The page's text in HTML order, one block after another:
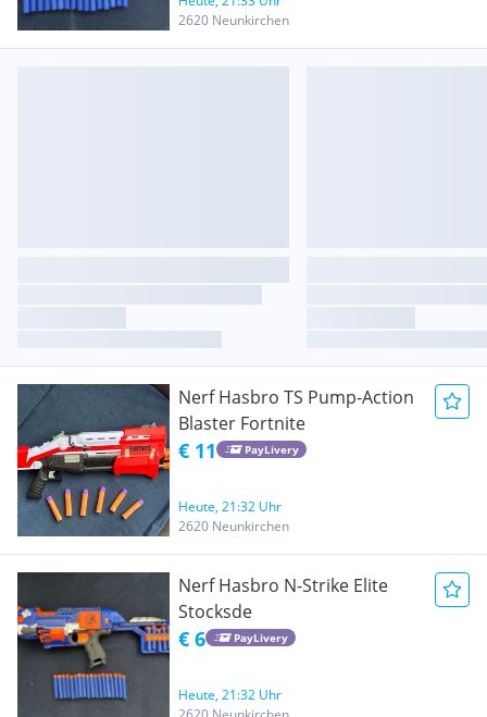
2620 Neunkirchen
Nerf Hasbro TS Pump-Action
Blaster Fortnite
€ 11 PayLivery
Heute, 21:32 Uhr
2620 Neunkirchen
Nerf Hasbro N-Strike Elite
Stocksde
€ 6 PayLivery
Heute, 21:32 Uhr